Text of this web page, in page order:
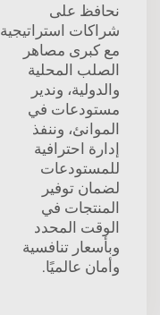
نحافظ على
شراكات استراتيجية
مع كبرى مصاهر
الصلب المحلية
والدولية، وندير
مستودعات في
الموانئ، وننفذ
إدارة احترافية
للمستودعات
لضمان توفير
المنتجات في
الوقت المحدد
وبأسعار تنافسية
وأمان عالميًا.